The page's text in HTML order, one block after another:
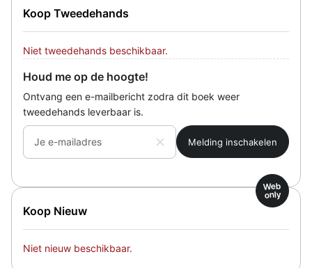
Koop Tweedehands
Niet tweedehands beschikbaar.
Houd me op de hoogte!
Ontvang een e-mailbericht zodra dit boek weer
tweedehands leverbaar is.
Je e-mailadres
Koop Nieuw
Web
only
Niet nieuw beschikbaar.